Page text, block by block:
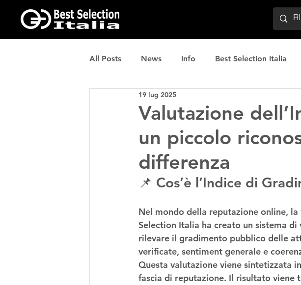
All Posts News Info Best Selection Italia
Valutazione
un piccolo
differenza
19 lug 2025
📌 Cos’è l’Indice di
Nel mondo della reputazione online,
Selection Italia ha creato un sistema
rilevare il gradimento pubblico delle
verificate, sentiment generale e
Questa valutazione viene sintetizzata
fascia di reputazione. Il risultato viene